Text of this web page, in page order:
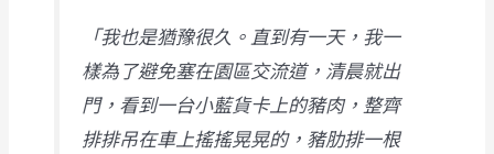
「我也是猶豫很久。直到有一天，我一
樣為了避免塞在園區交流道，清晨就出
門，看到一台小藍貨卡上的豬肉，整齊
排排吊在車上搖搖晃晃的，豬肋排一根